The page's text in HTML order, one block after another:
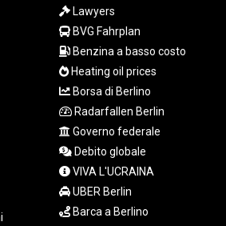
1515.115748
IRR
ISK 142.598215
JEP 0.859288
JMD 183.583315
JOD 0.819746
JPY 182.445186
KES 148.887592
KGS 101.104505
KHR
KMF 492.514185
Lawyers
BVG Fahrplan
Benzina a basso costo
Heating oil prices
Borsa di Berlino
Radarfallen Berlin
Governo federale
Debito globale
VIVA L'UCRAINA
UBER Berlin
Barca a Berlino